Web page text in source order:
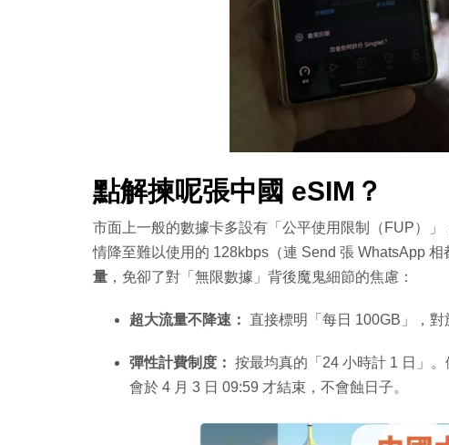
點解揀呢張中國 eSIM？
市面上一般的數據卡多設有「公平使用限制（FUP）
情降至難以使用的 128kbps（連 Send 張 WhatsApp
量 ，免卻了對「無限數據」背後魔鬼細節的焦慮：
超大流量不降速： 直接標明「每日 100GB」，對
彈性計費制度： 按最均真的「24 小時計 1 日」
會於 4 月 3 日 09:59 才結束，不會蝕日子。